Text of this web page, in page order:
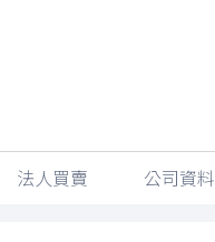
法人買賣 公司資料